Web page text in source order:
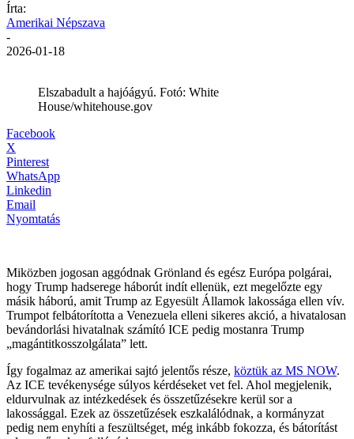
Írta:
Amerikai Népszava
-
2026-01-18
Elszabadult a hajóágyú. Fotó: White
House/whitehouse.gov
Facebook
X
Pinterest
WhatsApp
Linkedin
Email
Nyomtatás
Miközben jogosan aggódnak Grönland és egész Európa polgárai,
hogy Trump hadserege háborút indít ellenük, ezt megelőzte egy
másik háború, amit Trump az Egyesült Államok lakossága ellen vív.
Trumpot felbátorította a Venezuela elleni sikeres akció, a hivatalosan
bevándorlási hivatalnak számító ICE pedig mostanra Trump
„magántitkosszolgálata” lett.
Így fogalmaz az amerikai sajtó jelentős része, köztük az MS NOW.
Az ICE tevékenysége súlyos kérdéseket vet fel. Ahol megjelenik,
eldurvulnak az intézkedések és összetűzésekre kerül sor a
lakossággal. Ezek az összetűzések eszkalálódnak, a kormányzat
pedig nem enyhíti a feszültséget, még inkább fokozza, és bátorítást